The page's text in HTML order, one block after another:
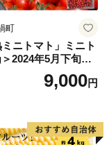
町
ミニトマト」ミニト
2024年5月下旬迄
荷 野菜ソムリエサ
ルル・リリカ共に
産 産地直送 有機肥
糖度 西森農園
9,000円